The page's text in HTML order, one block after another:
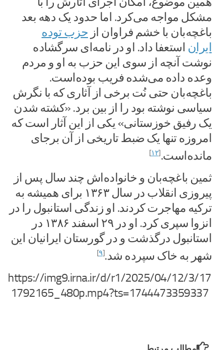
مشکل مواجه می‌کرد. اما حدود یک دهه بعد
باغچه‌بان با خشم فراوان از حزب توده
ایران استعفا داد. او در نامه‌ای سرگشاده
نوشت آنچه از سوی این حزب به او و مردم
وعده داده می‌شده فریب بوده‌است.
باغچه‌بان حتی نُت برخی از آثاری که با نگرش
سیاسی نوشته بود را از بین برد. «کشته شدن
یک رفیق خوزستانی» یکی از این آثار است که
امروزه تنها یک ضبط تاریخی از آن برجای
مانده‌است.[۱۲]
ثمین باغچه‌بان و خانواده‌اش چند سال پس از
پیروزی انقلاب در سال ۱۳۶۳ برای همیشه به
ترکیه مهاجرت کردند. او زندگی استانبول را در
انزوا سپری کرد. او در ۲۹ اسفند ۱۳۸۶ در
استانبول درگذشت و در گورستان ایرانیان این
شهر به خاک سپرده شد.[۹]
https://img9.irna.ir/d/r1/2025/04/12/3/17
1792165_480p.mp4?ts=1744473359337